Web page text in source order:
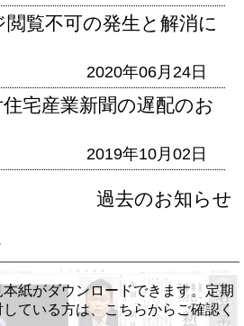
覧不可の発生と解消に
2020年06月24日
宅産業新聞の遅配のお
2019年10月02日
過去のお知らせ
紙がダウンロードできます。定期
ている方は、こちらからご確認く